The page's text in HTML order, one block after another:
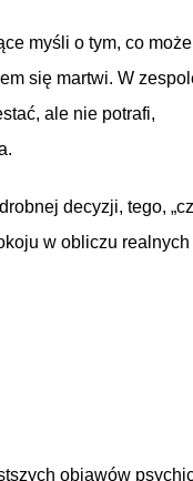
myśli o tym, co
się martwi. W
ale nie potrafi,
decyzji, tego,
w obliczu realnych
objawów